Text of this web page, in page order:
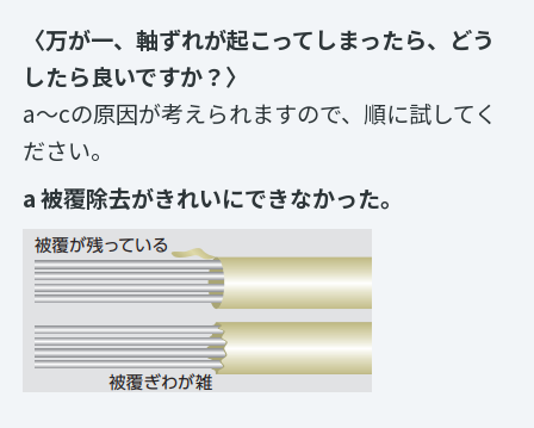
〈万が一、軸ずれが起こってしまったら、どう
したら良いですか？〉
a～cの原因が考えられますので、順に試してく
ださい。
a 被覆除去がきれいにできなかった。